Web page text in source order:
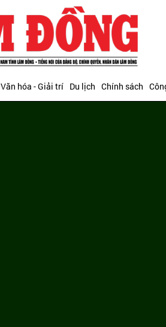
Văn hóa - Giải trí Du lịch Chính sách